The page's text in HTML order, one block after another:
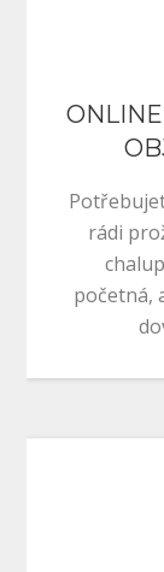
rádi
početná,